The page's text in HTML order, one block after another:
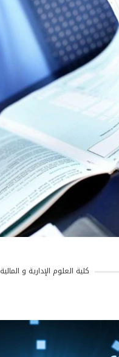
كلية العلوم الإدارية و المالية